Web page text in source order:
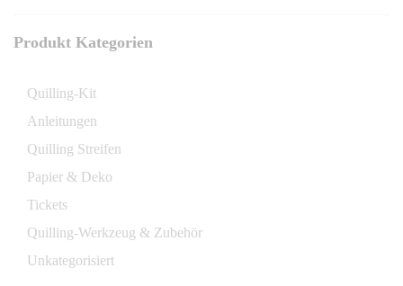
Produkt Kategorien
Quilling-Kit
Anleitungen
Quilling Streifen
Papier & Deko
Tickets
Quilling-Werkzeug & Zubehör
Unkategorisiert